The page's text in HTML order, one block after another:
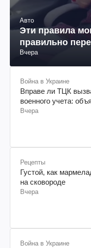
Авто
Эти правила
правильно
Вчера
Война в Украине
Вправе ли ТЦК
военного учета:
Вчера
Рецепты
Густой, как
на сковороде
Вчера
Война в Украине